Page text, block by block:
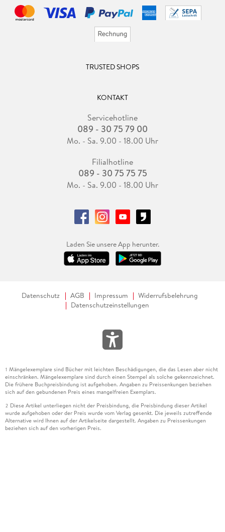
TRUSTED SHOPS
KONTAKT
Servicehotline
089 - 30 75 79 00
Mo. - Sa. 9.00 - 18.00 Uhr
Filialhotline
089 - 30 75 75 75
Mo. - Sa. 9.00 - 18.00 Uhr
Laden Sie unsere App herunter.
Datenschutz AGB Impressum
Widerrufsbelehrung
Datenschutzeinstellungen
1 Mängelexemplare sind Bücher mit leichten Beschädigungen, die das Lesen aber nicht
einschränken. Mängelexemplare sind durch einen Stempel als solche gekennzeichnet.
Die frühere Buchpreisbindung ist aufgehoben. Angaben zu Preissenkungen beziehen
sich auf den gebundenen Preis eines mangelfreien Exemplars.
2 Diese Artikel unterliegen nicht der Preisbindung, die Preisbindung dieser Artikel
wurde aufgehoben oder der Preis wurde vom Verlag gesenkt. Die jeweils zutreffende
Alternative wird Ihnen auf der Artikelseite dargestellt. Angaben zu Preissenkungen
beziehen sich auf den vorherigen Preis.